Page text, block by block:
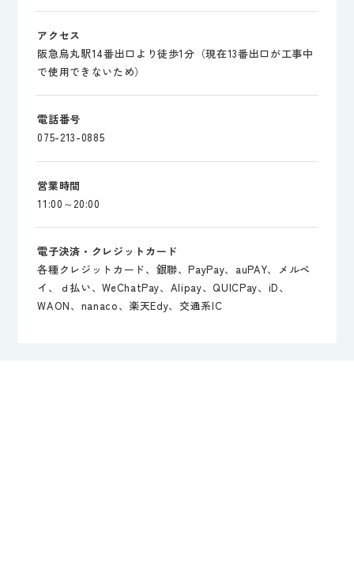
アクセス
阪急烏丸駅14番出口より徒歩1分（現在13番出口が工事中
で使用できないため）
電話番号
075-213-0885
営業時間
11:00～20:00
電子決済・クレジットカード
各種クレジットカード、銀聯、PayPay、auPAY、メルペ
イ、ｄ払い、WeChatPay、Alipay、QUICPay、iD、
WAON、nanaco、楽天Edy、交通系IC